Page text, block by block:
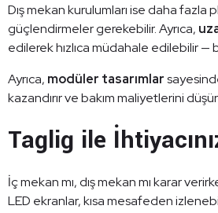
Dış mekan kurulumları ise daha fazla
güçlendirmeler gerekebilir. Ayrıca,
edilerek hızlıca müdahale edilebilir
Ayrıca, modüler tasarımlar
kazandırır ve bakım maliyetlerini
Taglig ile
İç mekan mı, dış mekan mı karar
LED ekranlar, kısa mesafeden